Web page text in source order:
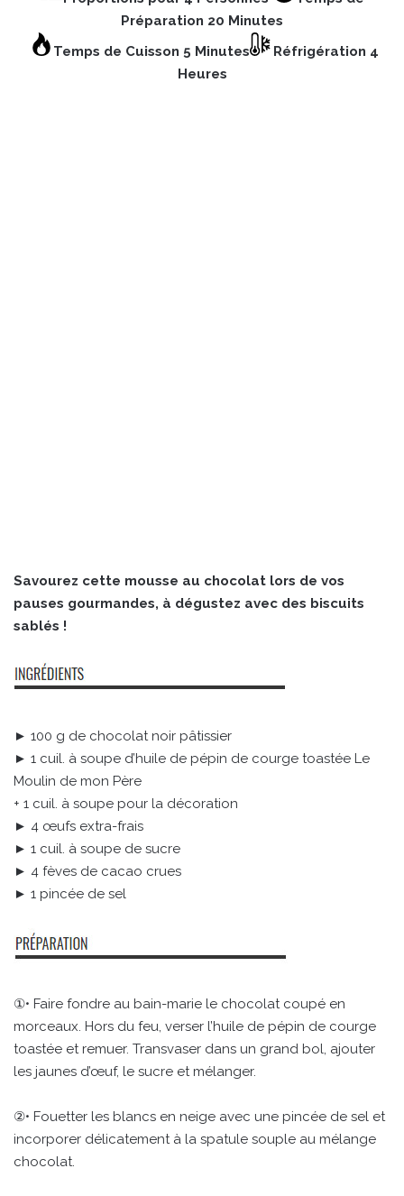
Préparation 20 Minutes
Temps de Cuisson 5 Minutes
Réfrigération 4
Heures
Savourez cette mousse au chocolat lors de vos
pauses gourmandes, à dégustez avec des biscuits
sablés !
► 100 g de chocolat noir pâtissier
► 1 cuil. à soupe d’huile de pépin de courge toastée Le
Moulin de mon Père
+ 1 cuil. à soupe pour la décoration
► 4 œufs extra-frais
► 1 cuil. à soupe de sucre
► 4 fèves de cacao crues
► 1 pincée de sel
①• Faire fondre au bain-marie le chocolat coupé en
morceaux. Hors du feu, verser l’huile de pépin de courge
toastée et remuer. Transvaser dans un grand bol, ajouter
les jaunes d’œuf, le sucre et mélanger.
②• Fouetter les blancs en neige avec une pincée de sel et
incorporer délicatement à la spatule souple au mélange
chocolat.